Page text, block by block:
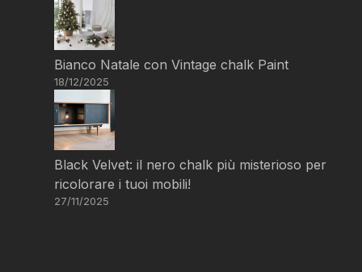
Bianco Natale con Vintage chalk Paint
18/12/2025
Black Velvet: il nero chalk più misterioso per
ricolorare i tuoi mobili!
27/11/2025